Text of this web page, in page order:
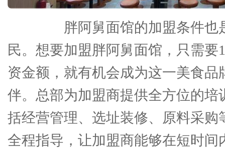
胖阿舅面馆的加盟条件也
民。想要加盟胖阿舅面馆，只需要
资金额，就有机会成为这一美食品
伴。总部为加盟商提供全方位的培
括经营管理、选址装修、原料采购
全程指导，让加盟商能够在短时间